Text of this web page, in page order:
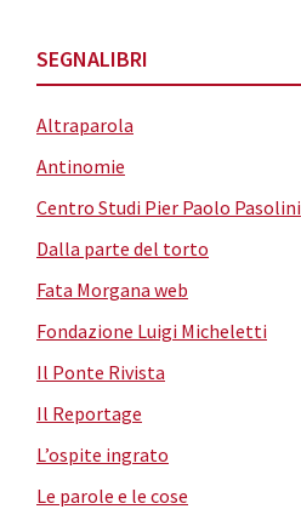
SEGNALIBRI
Altraparola
Antinomie
Centro Studi Pier Paolo Pasolini
Dalla parte del torto
Fata Morgana web
Fondazione Luigi Micheletti
Il Ponte Rivista
Il Reportage
L’ospite ingrato
Le parole e le cose